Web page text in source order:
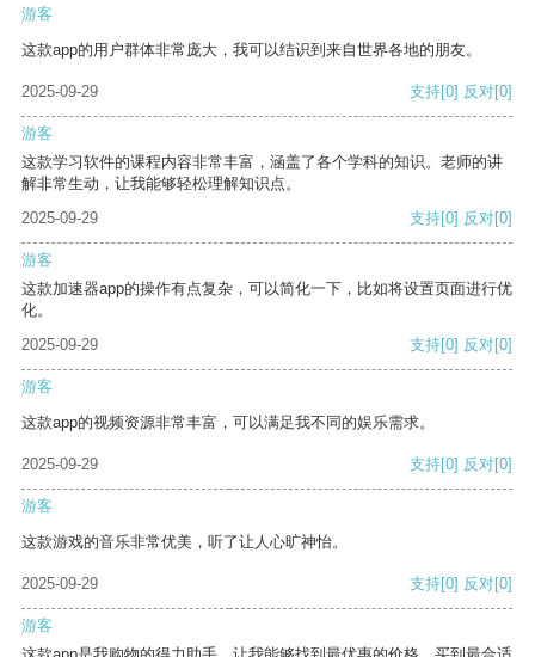
游客
这款app的用户群体非常庞大，我可以结识到来自世界各地的朋友。
2025-09-29 支持[0] 反对[0]
游客
这款学习软件的课程内容非常丰富，涵盖了各个学科的知识。老师的讲
解非常生动，让我能够轻松理解知识点。
2025-09-29
支持[0] 反对[0]
游客
这款加速器app的操作有点复杂，可以简化一下，比如将设置页面进行优
化。
2025-09-29
支持[0] 反对[0]
游客
这款app的视频资源非常丰富，可以满足我不同的娱乐需求。
2025-09-29 支持[0] 反对[0]
游客
这款游戏的音乐非常优美，听了让人心旷神怡。
2025-09-29 支持[0] 反对[0]
游客